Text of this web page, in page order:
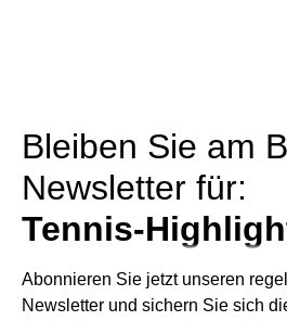
Bleiben Sie am
Newsletter für:
Tennis-
Abonnieren Sie jetzt unseren
Newsletter und sichern Sie sich